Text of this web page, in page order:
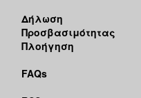
Δήλωση
Προσβασιμότητας
Πλοήγηση
FAQs